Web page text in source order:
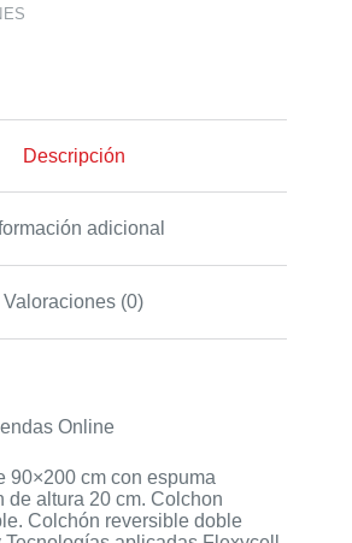
Descripción
adicional
Valoraciones (0)
Online
90×200 cm con espuma
altura 20 cm. Colchon
Colchón reversible doble